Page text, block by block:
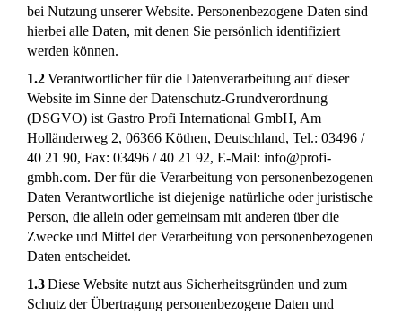
bei Nutzung unserer Website. Personenbezogene Daten sind
hierbei alle Daten, mit denen Sie persönlich identifiziert
werden können.
1.2Verantwortlicher für die Datenverarbeitung auf dieser
Website im Sinne der Datenschutz-Grundverordnung
(DSGVO) ist Gastro Profi International GmbH, Am
Holländerweg 2, 06366 Köthen, Deutschland, Tel.: 03496 /
40 21 90, Fax: 03496 / 40 21 92, E-Mail: info@profi-
gmbh.com. Der für die Verarbeitung von personenbezogenen
Daten Verantwortliche ist diejenige natürliche oder juristische
Person, die allein oder gemeinsam mit anderen über die
Zwecke und Mittel der Verarbeitung von personenbezogenen
Daten entscheidet.
1.3Diese Website nutzt aus Sicherheitsgründen und zum
Schutz der Übertragung personenbezogene Daten und